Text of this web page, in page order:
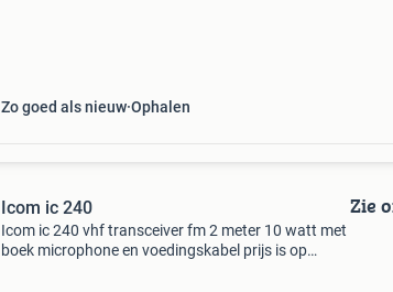
Zo goed als nieuw Ophalen
Icom ic 240
Icom ic 240 vhf transceiver fm 2 meter 10 watt met
boek microphone en voedingskabel prijs is op
Zie